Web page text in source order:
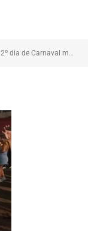
2º dia de Carnaval movimenta Coroatá com muita animação e grande público